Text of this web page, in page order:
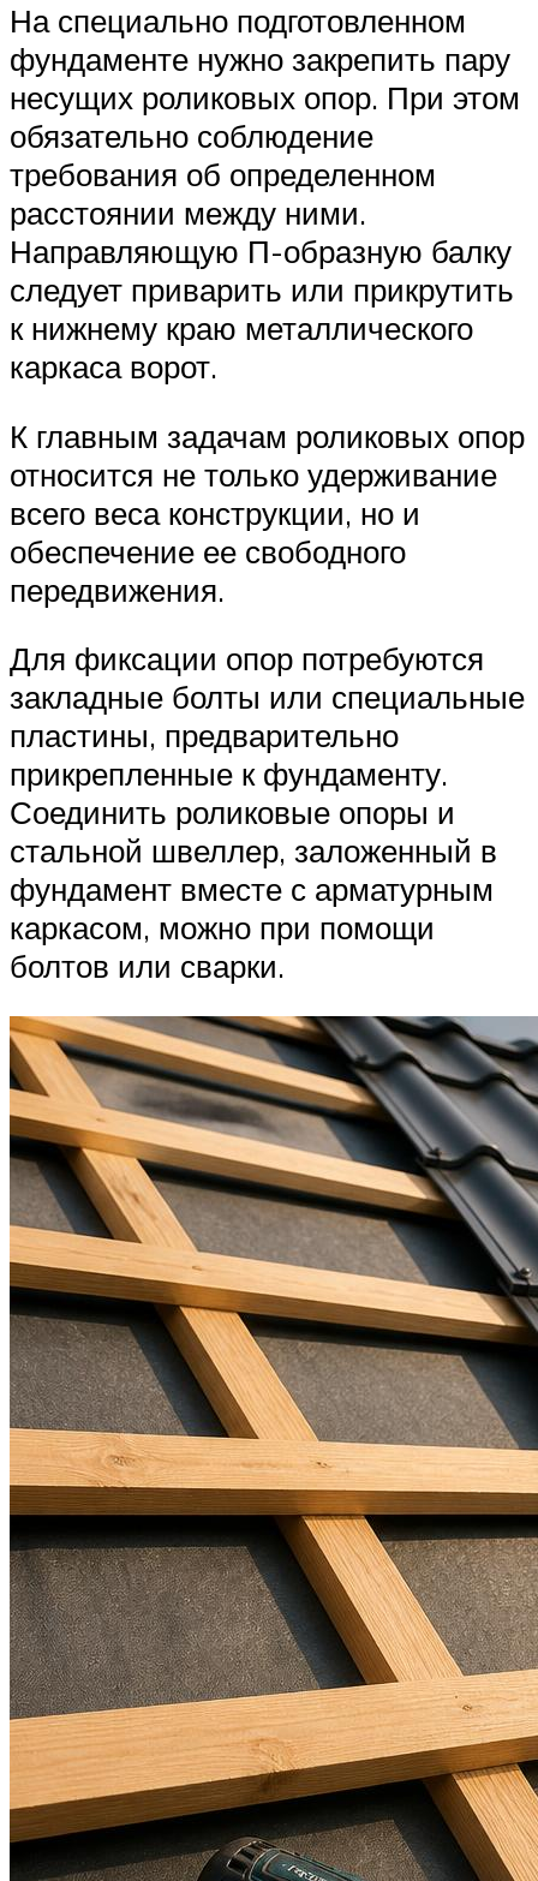
На специально подготовленном
фундаменте нужно закрепить пару
несущих роликовых опор. При этом
обязательно соблюдение
требования об определенном
расстоянии между ними.
Направляющую П-образную балку
следует приварить или прикрутить
к нижнему краю металлического
каркаса ворот.
К главным задачам роликовых опор
относится не только удерживание
всего веса конструкции, но и
обеспечение ее свободного
передвижения.
Для фиксации опор потребуются
закладные болты или специальные
пластины, предварительно
прикрепленные к фундаменту.
Соединить роликовые опоры и
стальной швеллер, заложенный в
фундамент вместе с арматурным
каркасом, можно при помощи
болтов или сварки.